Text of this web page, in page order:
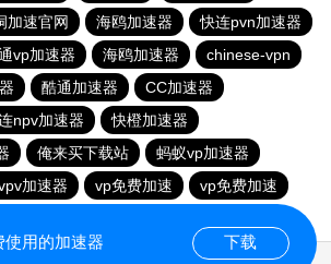
加速官网 海鸥加速器
快连pvn加速器
vp加速器 海鸥加速器
chinese-vpn
酷通加速器
CC加速器
npv加速器
快橙加速器
俺来买下载站
蚂蚁vp加速器
加速器 vp免费加速
vp免费加速
使用的加速器 下载